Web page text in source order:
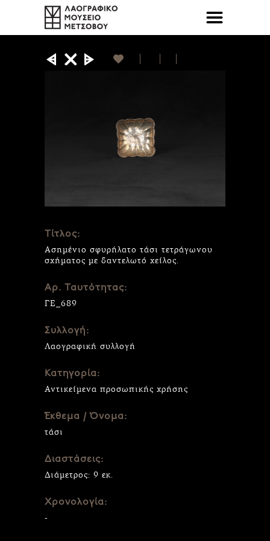
Τίτλος:
Ασημένιο σφυρήλατο τάσι τετράγωνου
σχήματος με δαντελωτό χείλος.
Αρ. Ταυτότητας:
ΓΕ_689
Συλλογή:
Λαογραφική συλλογή
Κατηγορία:
Αντικείμενα προσωπικής χρήσης
Έκθεμα / Όνομα:
τάσι
Διαστάσεις:
Διάμετρος: 9 εκ.
Χρονολογία:
-